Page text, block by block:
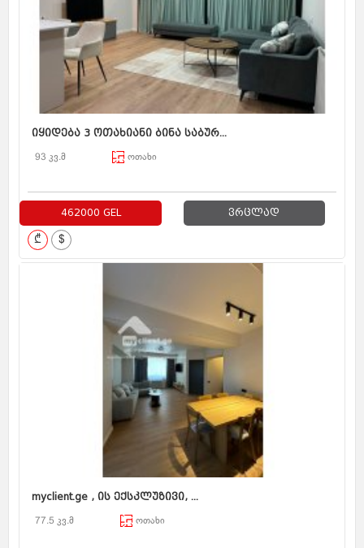
იყიდება 3 ოთახიანი ბინა საბურ...
93 კვ.მ ოთახი
462000 GEL ვრცლად
₾ $
myclient.ge , ის ექსკლუზივი, ...
77.5 კვ.მ ოთახი